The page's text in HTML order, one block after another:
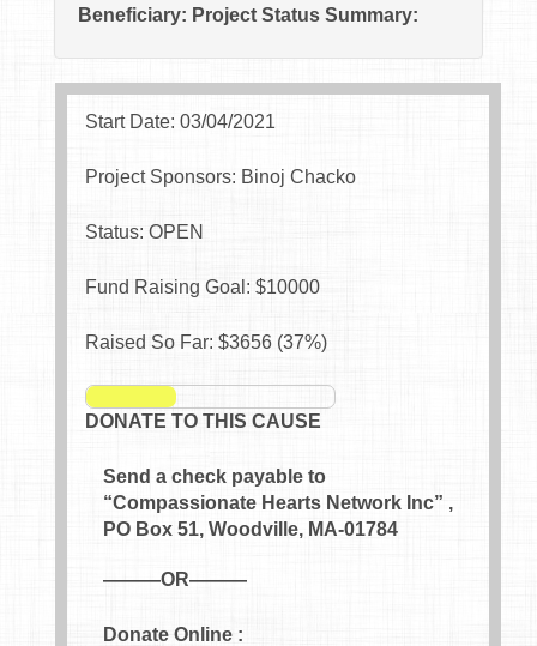
Beneficiary: Project Status Summary:
Start Date: 03/04/2021
Project Sponsors: Binoj Chacko
Status: OPEN
Fund Raising Goal: $10000
Raised So Far: $3656(37%)
DONATE TO THIS CAUSE
Send a check payable to
“Compassionate Hearts Network Inc” ,
PO Box 51, Woodville, MA-01784
———OR———
Donate Online :